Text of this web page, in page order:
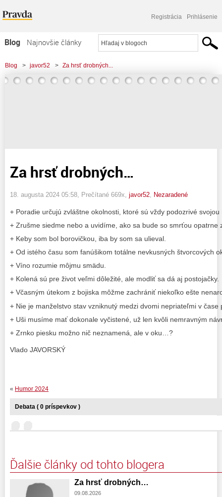
Registrácia Prihlásenie
Blog
Najnovšie články
Najčítanejšie články
Najkomentovanejšie články
Blog > javor52 > Za hrsť drobných...
Za hrsť drobných…
18. augusta 2024 05:58 , Prečítané 669x, javor52 Nezaradené
+ Poradie určujú zvláštne okolnosti, ktoré sú vždy podozrivé
+ Zrušme siedme nebo a uvidíme, ako sa bude so smrťou opatrne
+ Keby som bol borovičkou, iba by som sa ulieval.
+ Od istého času som fanúšikom totálne nevkusných štvorcových
+ Víno rozumie môjmu smädu.
+ Kolená sú pre život veľmi dôležité, ale modliť sa dá aj postojačky.
+ Včasným útekom z bojiska môžme zachrániť niekoľko ešte
+ Nie je manželstvo stav vzniknutý medzi dvomi nepriateľmi v čase
+ Uši musíme mať dokonale vyčistené, už len kvôli nemravným
+ Zrnko piesku možno nič neznamená, ale v oku…?
Vlado JAVORSKÝ
« Humor 2024
Debata ( 0 príspevkov )
Ďalšie články od tohto blogera
Za hrsť drobných…
09.08.2026